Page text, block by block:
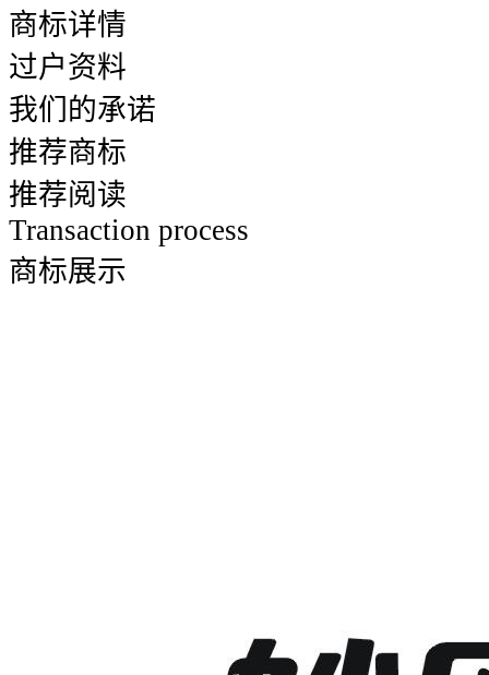
商标详情
过户资料
我们的承诺
推荐商标
推荐阅读
Transaction process
商标展示